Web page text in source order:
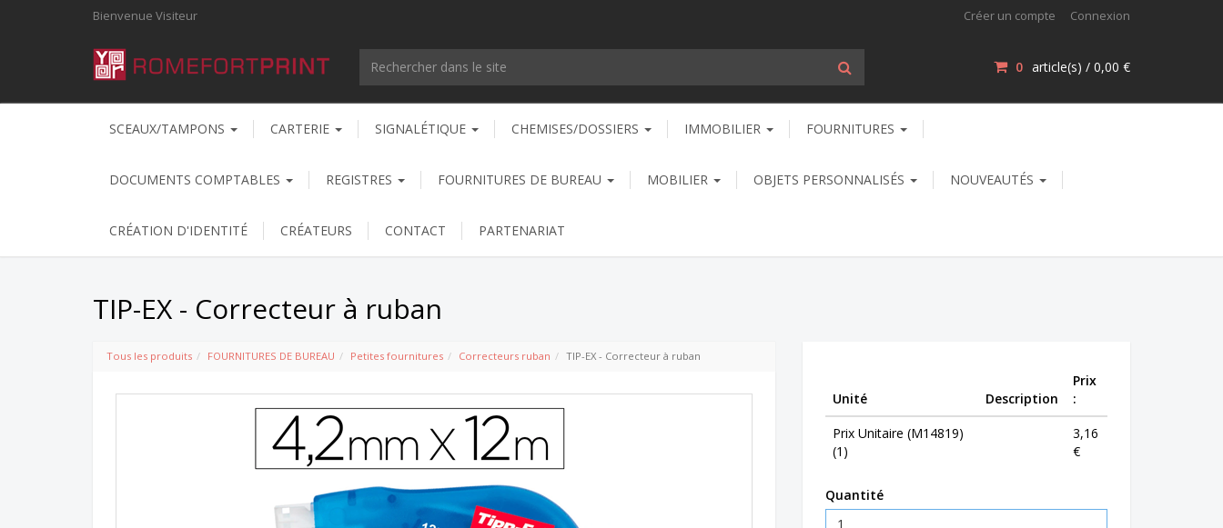
Bienvenue Visiteur Créer un compte Connexion
0 article(s) / 0,00 €
SCEAUX/TAMPONS CARTERIE SIGNALÉTIQUE CHEMISES/DOSSIERS IMMOBILIER FOURNITURES
DOCUMENTS COMPTABLES REGISTRES FOURNITURES DE BUREAU MOBILIER OBJETS PERSONNALISÉS NOUVEAUTÉS
CRÉATION D'IDENTITÉ CRÉATEURS CONTACT PARTENARIAT
TIP-EX - Correcteur à ruban
Unité Description
Prix
:
Prix Unitaire (M14819)
(1)
3,16
€
Quantité
Tous les produits FOURNITURES DE BUREAU Petites fournitures Correcteurs ruban TIP-EX - Correcteur à ruban